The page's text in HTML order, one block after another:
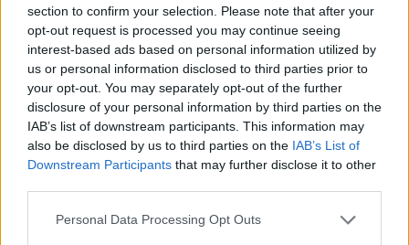
section to confirm your selection. Please note that after your
opt-out request is processed you may continue seeing
interest-based ads based on personal information utilized by
us or personal information disclosed to third parties prior to
your opt-out. You may separately opt-out of the further
disclosure of your personal information by third parties on the
IAB’s list of downstream participants. This information may
also be disclosed by us to third parties on the IAB’s List of
Downstream Participants that may further disclose it to other
Personal Data Processing Opt Outs